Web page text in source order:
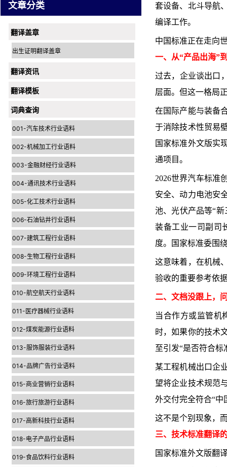
文章分类
翻译盖章
出生证明翻译盖章
翻译资讯
翻译模板
词典查询
001-汽车技术行业语料
002-机械加工行业语料
003-金融财经行业语料
004-通讯技术行业语料
005-化工技术行业语料
006-石油钻井行业语料
007-建筑工程行业语料
008-生物工程行业语料
009-环境工程行业语料
010-航空航天行业语料
011-医疗器械行业语料
012-煤炭能源行业语料
013-服饰服装行业语料
014-品牌广告行业语料
015-商业营销行业语料
016-旅行旅游行业语料
017-高新科技行业语料
018-电子产品行业语料
019-食品饮料行业语料
套设备、北斗导航
编译工作。
中国标准正在走向
一、从“产品出海”
过去，企业谈出口
层面。但这一格局
在国际产能与装备
于消除技术性贸易
国家标准外文版实
通项目。
2026世界汽车标准
安全、动力电池安
池、光伏产品等“
装备工业一司副司
度。国家标准委围
这意味着，在机械
验收的重要参考依
二、文档没跟上，
当合作方或监管机
时，如果你的技术
至引发“是否符合标
某工程机械出口企
望将企业技术规范
外交付完全符合“中
这不是个别现象，
三、技术标准翻译
国家标准外文版翻